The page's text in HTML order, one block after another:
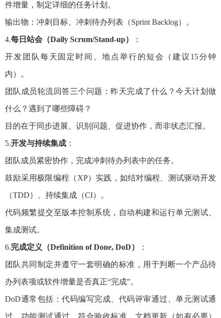
件增量，制定详细的任务计划。
输出物：冲刺目标、冲刺待办列表（Sprint Backlog）。
4.每日站会（Daily Scrum/Stand-up） ：
开发团队每天固定时间、地点举行的短会（建议15分钟
内）。
团队成员轮流回答三个问题：昨天完成了什么？今天计划做
什么？遇到了哪些障碍？
目的在于同步进展、识别问题、促进协作，而非状态汇报。
5.开发与持续集成 ：
团队成员紧密协作，完成冲刺待办列表中的任务。
鼓励采用极限编程（XP）实践，如结对编程、测试驱动开发
（TDD）、持续集成（CI）。
代码频繁提交至版本控制系统，自动构建和运行单元测试、
集成测试。
6.完成定义（Definition of Done, DoD） ：
团队共同制定并遵守一套明确的标准，用于判断一个产品待
办列表项或软件增量是否真正“完成”。
DoD通常包括：代码编写完成、代码评审通过、单元测试通